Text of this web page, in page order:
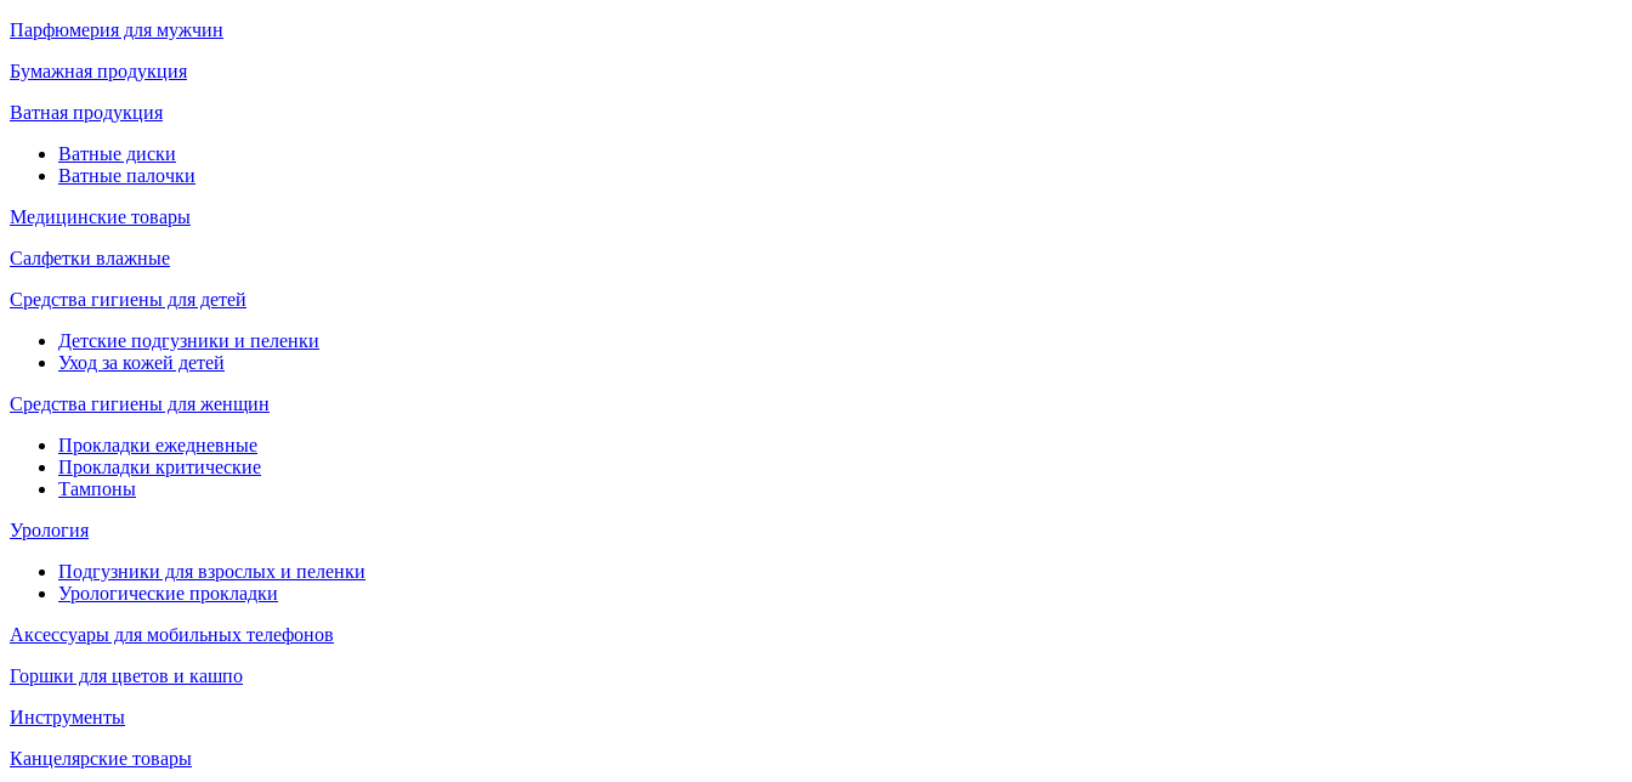
Парфюмерия для мужчин
Бумажная продукция
Ватная продукция
Ватные диски
Ватные палочки
Медицинские товары
Салфетки влажные
Средства гигиены для детей
Детские подгузники и пеленки
Уход за кожей детей
Средства гигиены для женщин
Прокладки ежедневные
Прокладки критические
Тампоны
Урология
Подгузники для взрослых и пеленки
Урологические прокладки
Аксессуары для мобильных телефонов
Горшки для цветов и кашпо
Инструменты
Канцелярские товары